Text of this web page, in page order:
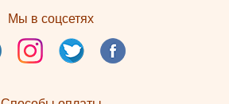
Мы в соцсетях